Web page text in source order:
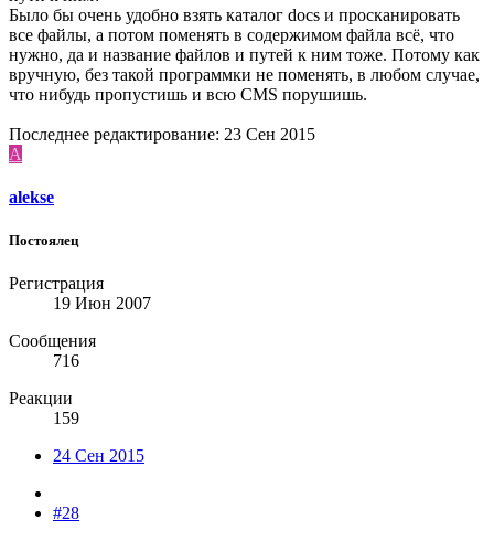
Было бы очень удобно взять каталог docs и просканировать
все файлы, а потом поменять в содержимом файла всё, что
нужно, да и название файлов и путей к ним тоже. Потому как
вручную, без такой программки не поменять, в любом случае,
что нибудь пропустишь и всю CMS порушишь.
Последнее редактирование: 23 Сен 2015
A
alekse
Постоялец
Регистрация
19 Июн 2007
Сообщения
716
Реакции
159
24 Сен 2015
#28